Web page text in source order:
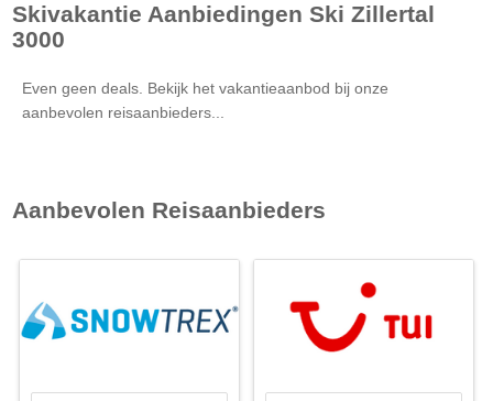
Skivakantie Aanbiedingen Ski Zillertal
3000
Even geen deals. Bekijk het vakantieaanbod bij onze
aanbevolen reisaanbieders...
Aanbevolen Reisaanbieders